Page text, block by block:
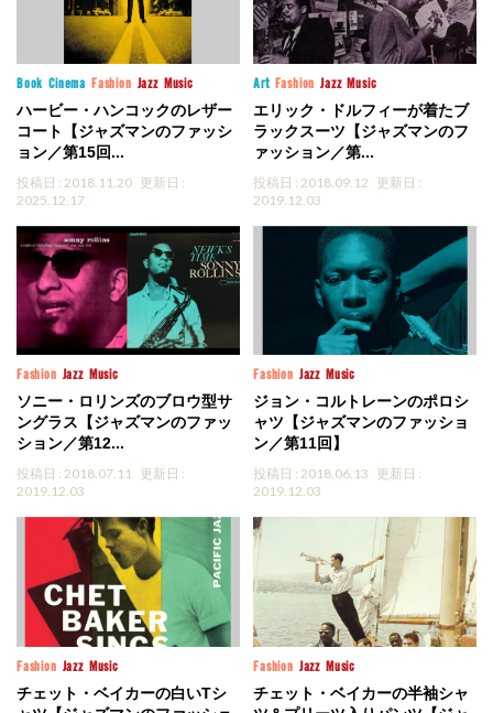
Book Cinema Fashion Jazz Music
ハービー・ハンコックのレザー
コート【ジャズマンのファッシ
ョン／第15回...
投稿日 : 2018.11.20 更新日 :
2025.12.17
Art Fashion Jazz Music
エリック・ドルフィーが着たブ
ラックスーツ【ジャズマンのフ
ァッション／第...
投稿日 : 2018.09.12 更新日 :
2019.12.03
Fashion Jazz Music
ソニー・ロリンズのブロウ型サ
ングラス【ジャズマンのファッ
ション／第12...
投稿日 : 2018.07.11 更新日 :
2019.12.03
Fashion Jazz Music
ジョン・コルトレーンのポロシ
ャツ【ジャズマンのファッショ
ン／第11回】
投稿日 : 2018.06.13 更新日 :
2019.12.03
Fashion Jazz Music
チェット・ベイカーの白いTシ
Fashion Jazz Music
チェット・ベイカーの半袖シャ